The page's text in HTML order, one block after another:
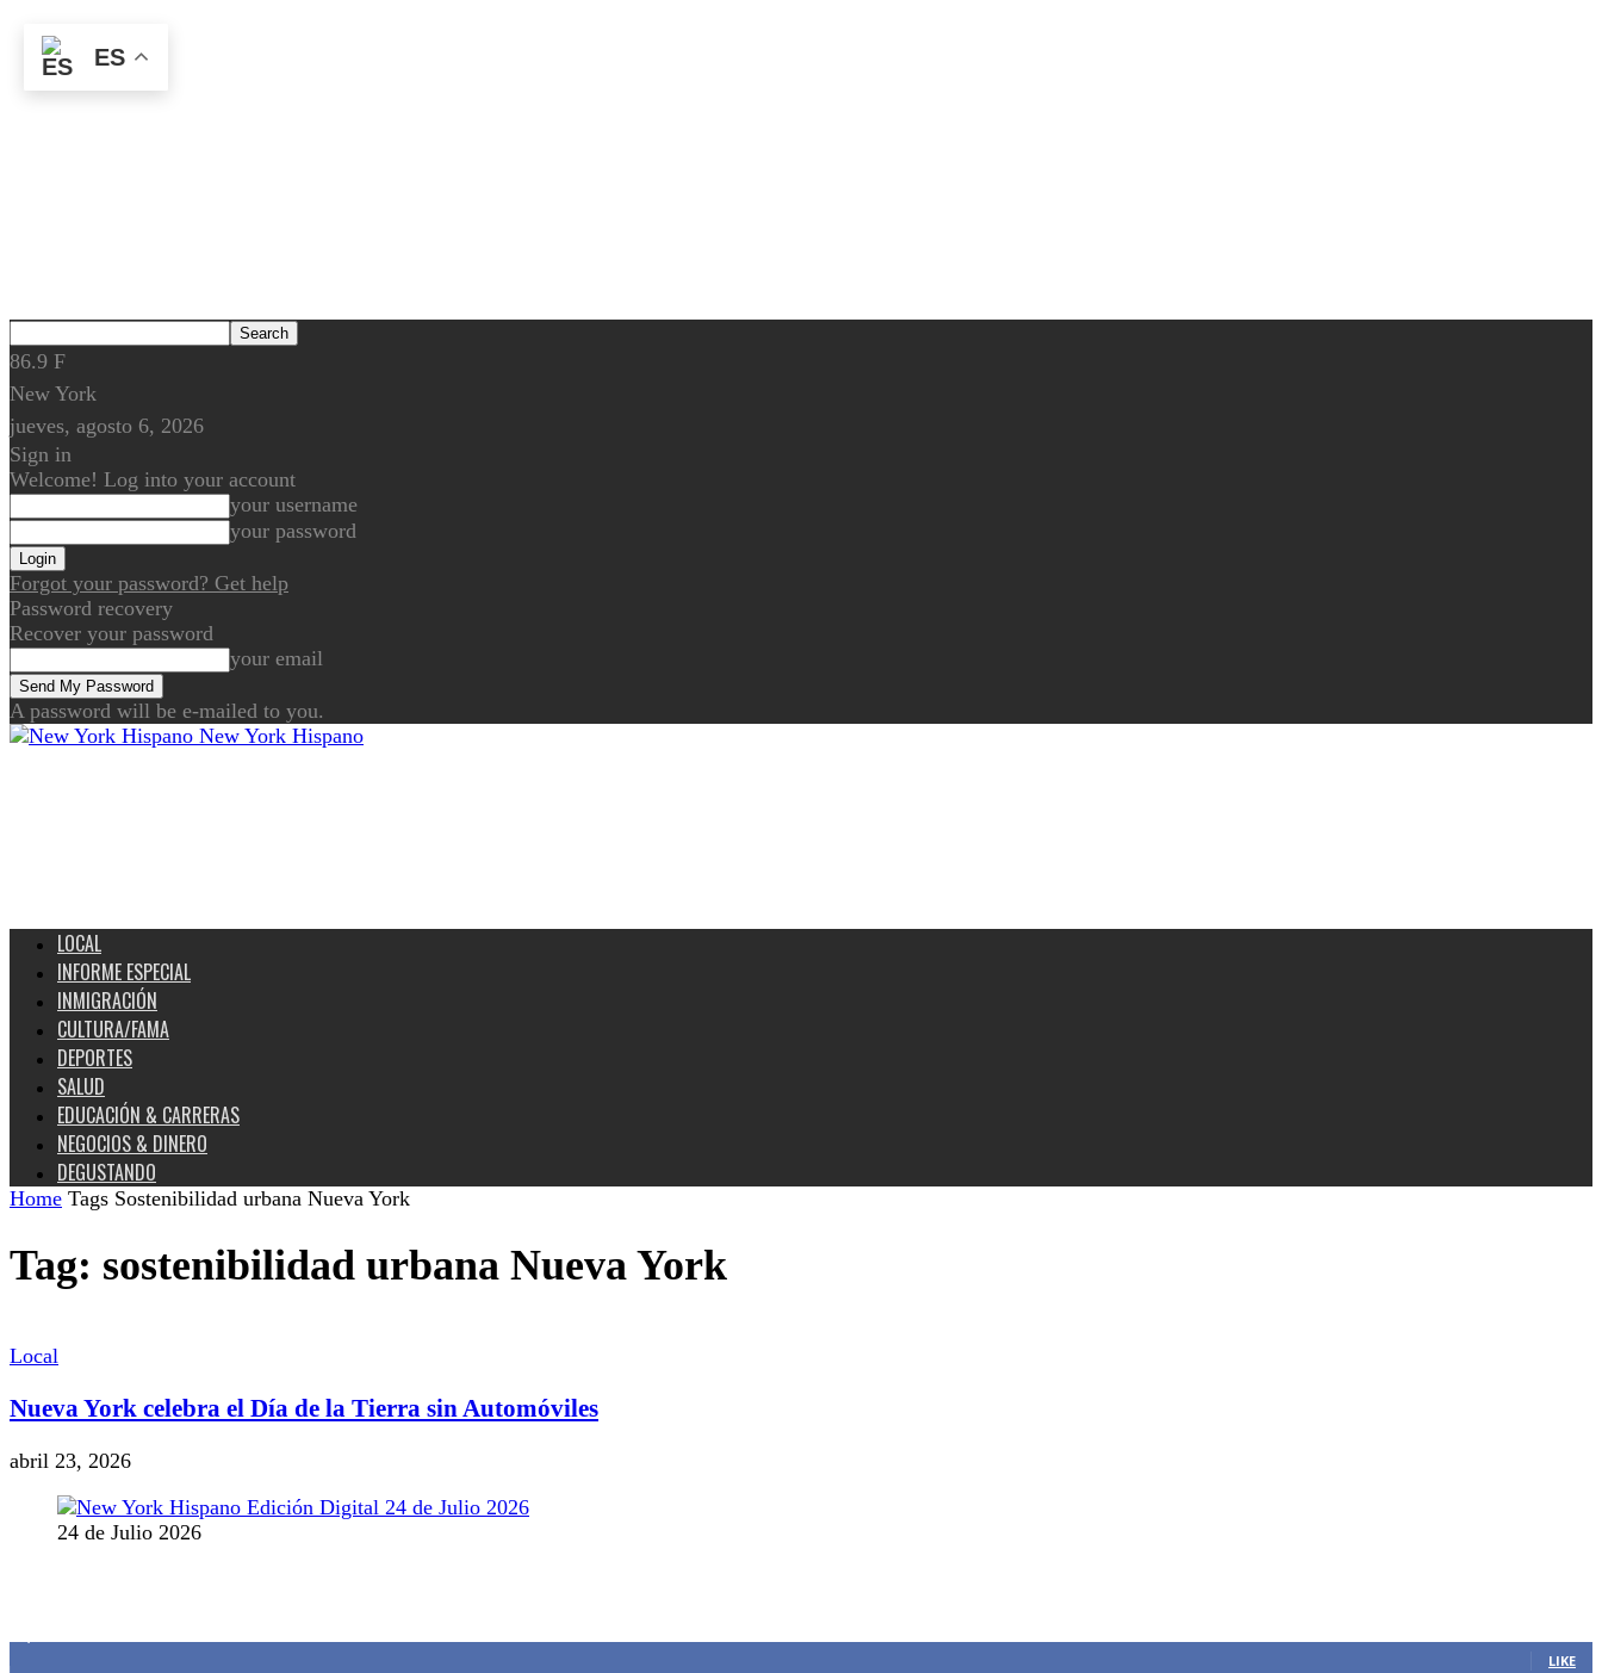
86.9 F
New York
jueves, agosto 6, 2026
Sign in
Welcome! Log into your account
your username
your password
Forgot your password? Get help
Password recovery
Recover your password
your email
A password will be e-mailed to you.
New York Hispano
LOCAL
INFORME ESPECIAL
INMIGRACIÓN
CULTURA/FAMA
DEPORTES
SALUD
EDUCACIÓN & CARRERAS
NEGOCIOS & DINERO
DEGUSTANDO
Home Tags Sostenibilidad urbana Nueva York
Tag: sostenibilidad urbana Nueva York
Local
Nueva York celebra el Día de la Tierra sin Automóviles
abril 23, 2026
24 de Julio 2026
LIKE
ES